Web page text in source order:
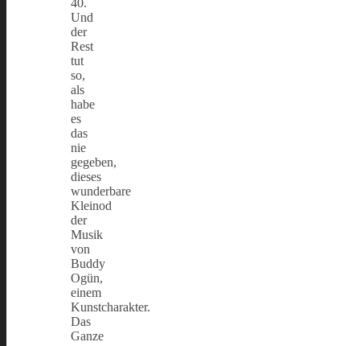
Und
der
Rest
tut
so,
als
habe
es
das
nie
gegeben,
dieses
wunderbare
Kleinod
der
Musik
von
Buddy
Ogün,
einem
Kunstcharakter.
Das
Ganze